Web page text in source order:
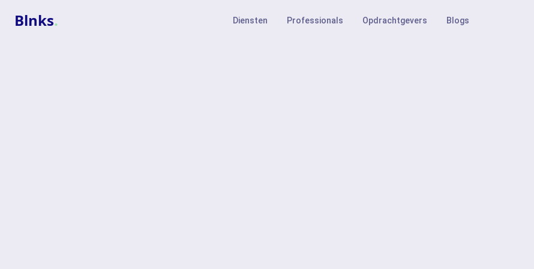
Blnks. Diensten Professionals Opdrachtgevers Blogs